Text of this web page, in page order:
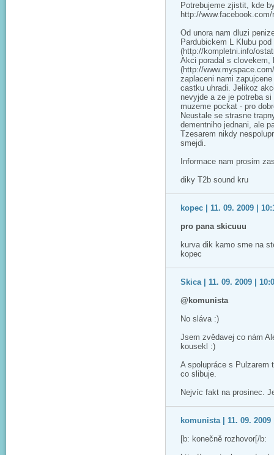
Potrebujeme zjistit, kde
http://
Od unora nam dluzi
Pardubickem L Klubu
(http://kompletni.info/
Akci poradal s
(http://
zaplaceni nami
castku uhradi. Jelikoz
nevyjde a ze je potreba
muzeme pockat - pro
Neustale se strasne
dementniho jednani, ale
Tzesarem nikdy
smejdi.
Informace nam prosim
diky T2b sound kru
kopec | 11. 09. 2009 |
pro pana skicuuu
kurva dik kamo sme na
kopec
Skica | 11. 09. 2009 |
@komunista
No sláva :)
Jsem zvědavej co nám
kousekl :)
A spolupráce s Pulzarem
co slibuje.
Nejvíc fakt na prosinec.
komunista | 11. 09. 2009
[b: konečně rozhovor[/b: